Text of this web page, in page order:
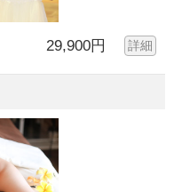
29,900円 詳細